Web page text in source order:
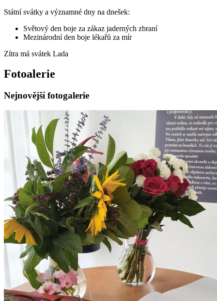
Státní svátky a významné dny na dnešek:
Světový den boje za zákaz jaderných zbraní
Mezinárodní den boje lékařů za mír
Zítra má svátek Lada
Fotoalerie
Nejnovější fotogalerie